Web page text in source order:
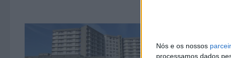
Nós e os nossos
processamos dados